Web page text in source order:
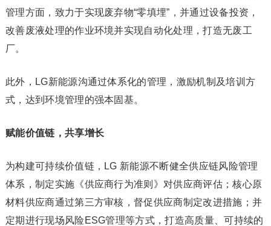
管理方面，致力于实现废弃物“零填埋”，并通过设备投资，
改善废液处理的作业环境并实现自动化处理，打造无废工
厂。
此外，LG新能源沟通过体系化的管理，激励机制及培训方
式，达到环境管理的强本固基。
赋能价值链，共享增长
为构建可持续价值链，LG 新能源不断健全供应链风险管理
体系，制定实施《供应商行为准则》对供应商评估；核心原
材料供应商通过第三方审核，督促供应商制定改进措施；并
定期进行现场风险ESG管理等方式，打造高质量、可持续的